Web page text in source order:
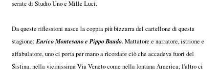
serate di Studio Uno e Mille Luci.
Da queste riflessioni nasce la coppia più bizzarra del cartellone di questa
stagione:Enrico Montesano e Pippo Baudo. Mattatore e narratore, istrione e
affabulatore, uno ci porta per mano a ricordare ciò che accadeva fuori del
Sistina, nella vicinissima Via Veneto come nella lontana America; l'altro ci